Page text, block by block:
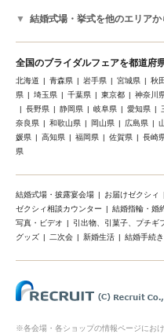
結婚式場・挙式を他のエリアか
全国のブライダルフェアを都道府
北海道 青森県 岩手県 宮城県 秋
県
埼玉県 千葉県 東京都 神奈川
長野県
静岡県 岐阜県 愛知県
奈良県
和歌山県 岡山県 広島県
媛県
高知県 福岡県 佐賀県 長崎
県
結婚式場・披露宴会場 お届けゼクシィ
ゼクシィ相談カウンター
結婚指輪・婚
写真・ビデオ
引出物、引菓子、プチギ
グッズ
二次会 新婚生活 結婚手続
※各会場・各ショップの情報ページにお